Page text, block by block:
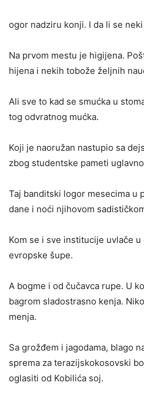
ogor nadziru konji. I da li se
Na prvom mestu je higijena.
hijena i nekih tobože željnih
Ali sve to kad se smućka u
tog odvratnog mućka.
Koji je naoružan nastupio sa
zbog studentske pameti
Taj banditski logor mesecima u
dane i noći njihovom
Kom se i sve institucije uvlače
evropske šupe.
A bogme i od čučavca rupe. U
bagrom sladostrasno kenja.
menja.
Sa grožđem i jagodama, blago
sprema za terazijskokosovski
oglasiti od Kobilića soj.